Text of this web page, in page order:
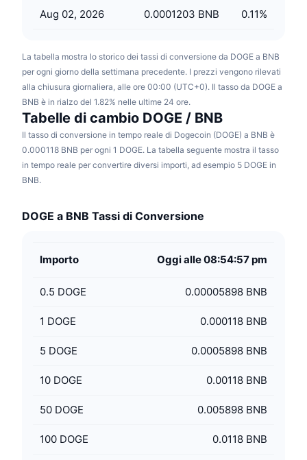
Aug 02, 2026 0.0001203 BNB 0.11%
La tabella mostra lo storico dei tassi di conversione da DOGE a BNB
per ogni giorno della settimana precedente. I prezzi vengono rilevati
alla chiusura giornaliera, alle ore 00:00 (UTC+0). Il tasso da DOGE a
BNB è in rialzo del 1.82% nelle ultime 24 ore.
Tabelle di cambio DOGE / BNB
Il tasso di conversione in tempo reale di Dogecoin (DOGE) a BNB è
0.000118 BNB per ogni 1 DOGE. La tabella seguente mostra il tasso
in tempo reale per convertire diversi importi, ad esempio 5 DOGE in
BNB.
DOGE a BNB Tassi di Conversione
Importo Oggi alle 08:54:57 pm
0.5 DOGE 0.00005898 BNB
1 DOGE 0.000118 BNB
5 DOGE 0.0005898 BNB
10 DOGE 0.00118 BNB
50 DOGE 0.005898 BNB
100 DOGE 0.0118 BNB